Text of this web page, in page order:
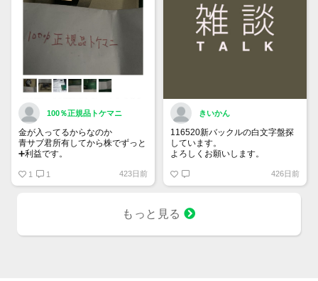
100％正規品トケマニ
金が入ってるからなのか
青サブ君所有してから株でずっと
➕利益です。
銘柄番号7932 ニッピ
10000株→6330万円
1 1 423日前
きいかん
116520新バックルの白文字盤探
しています。
よろしくお願いします。
426日前
もっと見る